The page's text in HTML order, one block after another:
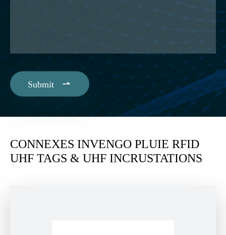
Submit 
CONNEXES INVENGO PLUIE RFID
UHF TAGS & UHF INCRUSTATIONS